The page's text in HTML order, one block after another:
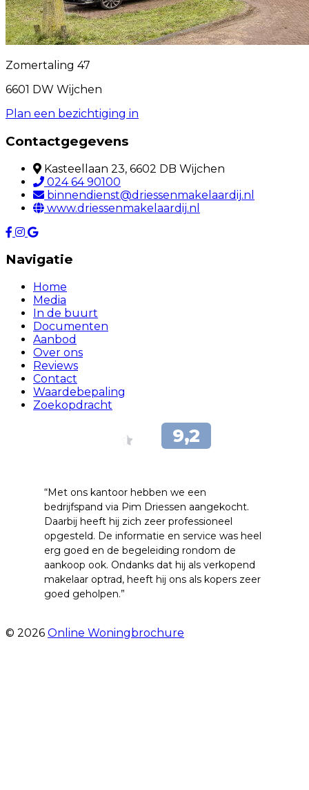
Zomertaling 47
6601 DW Wijchen
Plan een bezichtiging in
Contactgegevens
Kasteellaan 23, 6602 DB Wijchen
024 64 90100
binnendienst@driessenmakelaardij.nl
www.driessenmakelaardij.nl
Navigatie
Home
Media
In de buurt
Documenten
Aanbod
Over ons
Reviews
Contact
Waardebepaling
Zoekopdracht
“Met ons kantoor hebben we een
bedrijfspand via Pim Driessen aangekocht.
Daarbij heeft hij zich zeer professioneel
opgesteld. De informatie en service was heel
erg goed en de begeleiding rondom de
aankoop ook. Ondanks dat hij als verkopend
makelaar optrad, heeft hij ons als kopers zeer
goed geholpen.”
© 2026 Online Woningbrochure